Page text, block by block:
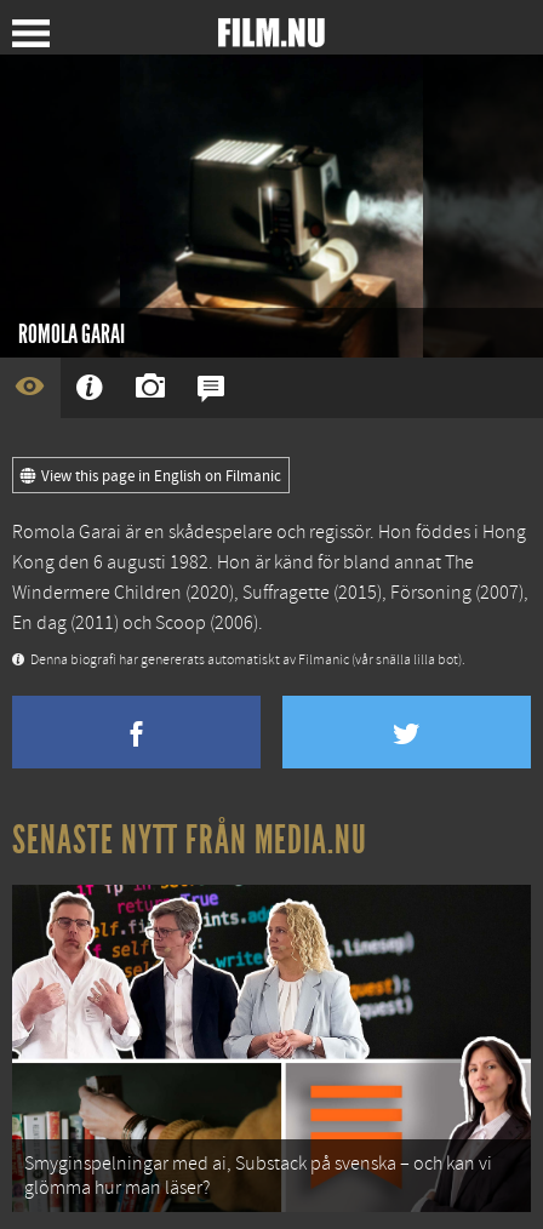
ROMOLA GARAI
View this page in English on Filmanic
Romola Garai är en skådespelare och regissör. Hon föddes i Hong
Kong den 6 augusti 1982. Hon är känd för bland annatThe
Windermere Children (2020), Suffragette (2015), Försoning (2007),
En dag (2011) och Scoop (2006).
Denna biografi har genererats automatiskt av Filmanic (vår snälla lilla bot).
SENASTE NYTT FRÅN MEDIA.NU
Smyginspelningar med ai, Substack på svenska – och kan vi
glömma hur man läser?